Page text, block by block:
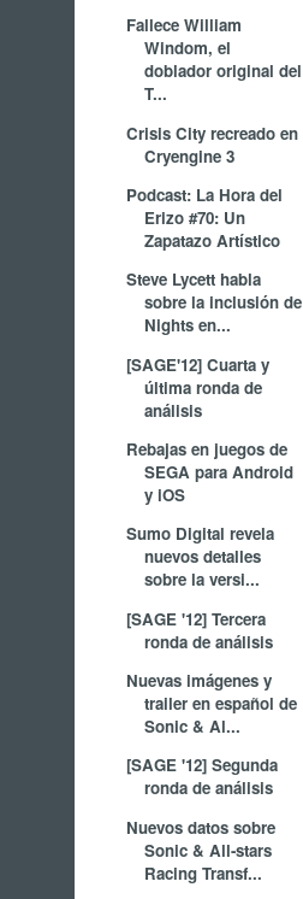
Fallece William
Windom, el
doblador original del
T...
Crisis City recreado en
Cryengine 3
Podcast: La Hora del
Erizo #70: Un
Zapatazo Artístico
Steve Lycett habla
sobre la inclusión de
Nights en...
[SAGE'12] Cuarta y
última ronda de
análisis
Rebajas en juegos de
SEGA para Android
y iOS
Sumo Digital revela
nuevos detalles
sobre la versi...
[SAGE '12] Tercera
ronda de análisis
Nuevas imágenes y
trailer en español de
Sonic & Al...
[SAGE '12] Segunda
ronda de análisis
Nuevos datos sobre
Sonic & All-stars
Racing Transf...